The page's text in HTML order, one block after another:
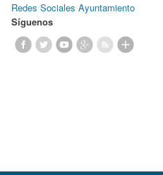
Redes Sociales Ayuntamiento
Síguenos